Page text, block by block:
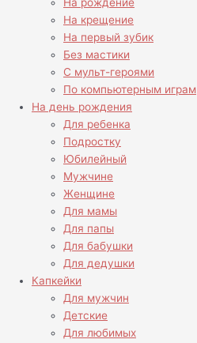
На рождение
На крещение
На первый зубик
Без мастики
С мульт-героями
По компьютерным играм
На день рождения
Для ребенка
Подростку
Юбилейный
Мужчине
Женщине
Для мамы
Для папы
Для бабушки
Для дедушки
Капкейки
Для мужчин
Детские
Для любимых